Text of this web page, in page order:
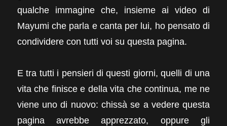
qualche immagine che, insieme ai video di
Mayumi che parla e canta per lui, ho pensato di
condividere con tutti voi su questa pagina.
E tra tutti i pensieri di questi giorni, quelli di una
vita che finisce e della vita che continua, me ne
viene uno di nuovo: chissà se a vedere questa
pagina avrebbe apprezzato, oppure gli